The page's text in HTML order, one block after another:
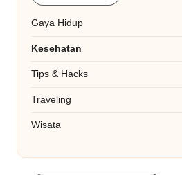
Gaya Hidup
Kesehatan
Tips & Hacks
Traveling
Wisata